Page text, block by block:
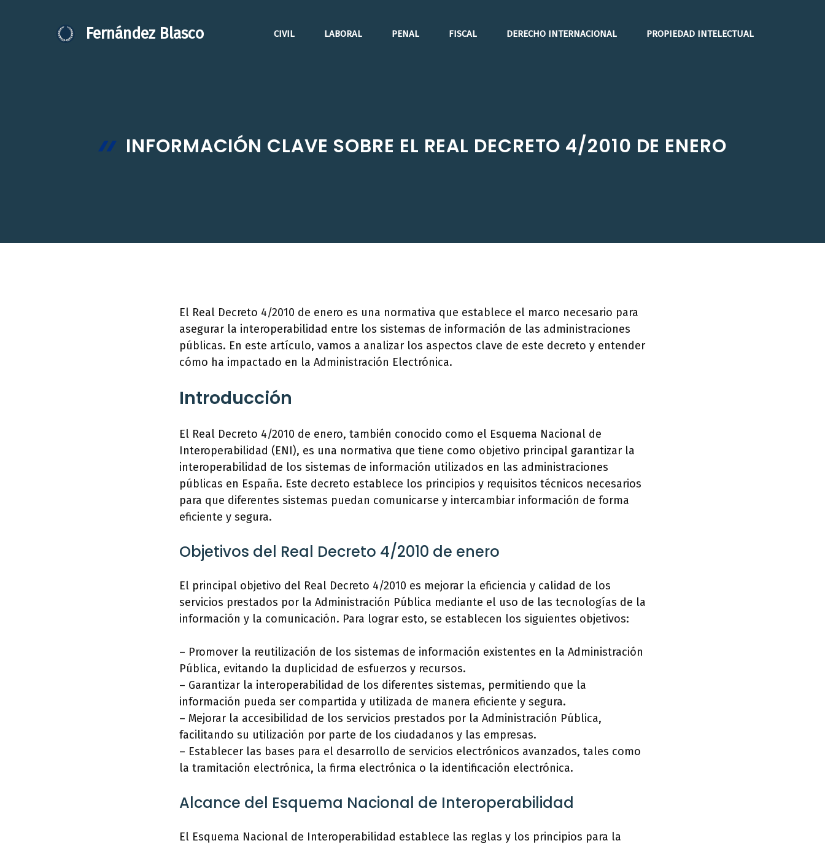
Fernández Blasco CIVIL LABORAL PENAL FISCAL DERECHO INTERNACIONAL PROPIEDAD INTELECTUAL
INFORMACIÓN CLAVE SOBRE EL REAL DECRETO 4/2010 DE ENERO
El Real Decreto 4/2010 de enero es una normativa que establece el marco necesario para
asegurar la interoperabilidad entre los sistemas de información de las administraciones
públicas. En este artículo, vamos a analizar los aspectos clave de este decreto y entender
cómo ha impactado en la Administración Electrónica.
Introducción
El Real Decreto 4/2010 de enero, también conocido como el Esquema Nacional de
Interoperabilidad (ENI), es una normativa que tiene como objetivo principal garantizar la
interoperabilidad de los sistemas de información utilizados en las administraciones
públicas en España. Este decreto establece los principios y requisitos técnicos necesarios
para que diferentes sistemas puedan comunicarse y intercambiar información de forma
eficiente y segura.
Objetivos del Real Decreto 4/2010 de enero
El principal objetivo del Real Decreto 4/2010 es mejorar la eficiencia y calidad de los
servicios prestados por la Administración Pública mediante el uso de las tecnologías de la
información y la comunicación. Para lograr esto, se establecen los siguientes objetivos:
– Promover la reutilización de los sistemas de información existentes en la Administración
Pública, evitando la duplicidad de esfuerzos y recursos.
– Garantizar la interoperabilidad de los diferentes sistemas, permitiendo que la
información pueda ser compartida y utilizada de manera eficiente y segura.
– Mejorar la accesibilidad de los servicios prestados por la Administración Pública,
facilitando su utilización por parte de los ciudadanos y las empresas.
– Establecer las bases para el desarrollo de servicios electrónicos avanzados, tales como
la tramitación electrónica, la firma electrónica o la identificación electrónica.
Alcance del Esquema Nacional de Interoperabilidad
El Esquema Nacional de Interoperabilidad establece las reglas y los principios para la